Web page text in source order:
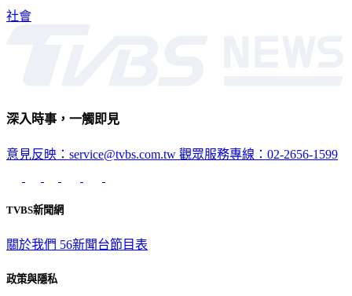
社會
深入時事，一觸即見
意見反映：service@tvbs.com.tw 觀眾服務專線：02-2656-1599
TVBS新聞網
關於我們 56新聞台節目表
政策與隱私